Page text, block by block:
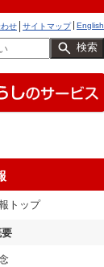
English
サイトマップ
せ
検索
トップ